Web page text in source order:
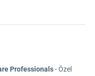
Professionals- Özel